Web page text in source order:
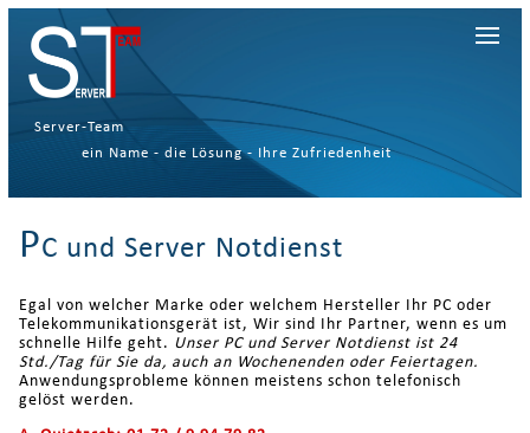
Server-Team
ein Name - die Lösung - Ihre Zufriedenheit
PC und Server Notdienst
Egal von welcher Marke oder welchem Hersteller Ihr PC oder
Telekommunikationsgerät ist, Wir sind Ihr Partner, wenn es um
schnelle Hilfe geht. Unser PC und Server Notdienst ist 24
Std./Tag für Sie da, auch an Wochenenden oder Feiertagen.
Anwendungsprobleme können meistens schon telefonisch
gelöst werden.